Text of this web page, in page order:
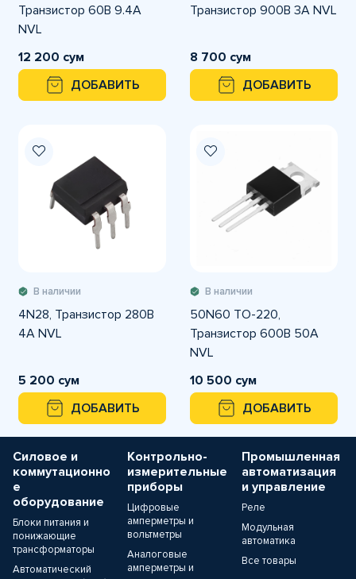
Транзистор 60В 9.4А
NVL
12 200 сум
ДОБАВИТЬ
Транзистор 900В 3А NVL
8 700 сум
ДОБАВИТЬ
В наличии
4N28, Транзистор 280В
4А NVL
5 200 сум
ДОБАВИТЬ
В наличии
50N60 TO-220,
Транзистор 600В 50А
NVL
10 500 сум
ДОБАВИТЬ
Силовое и
коммутационно
е
оборудование
Блоки питания и
понижающие
трансформаторы
Автоматический
Контрольно-
измерительные
приборы
Цифровые
амперметры и
вольтметры
Аналоговые
амперметры и
Промышленная
автоматизация
и управление
Реле
Модульная
автоматика
Все товары